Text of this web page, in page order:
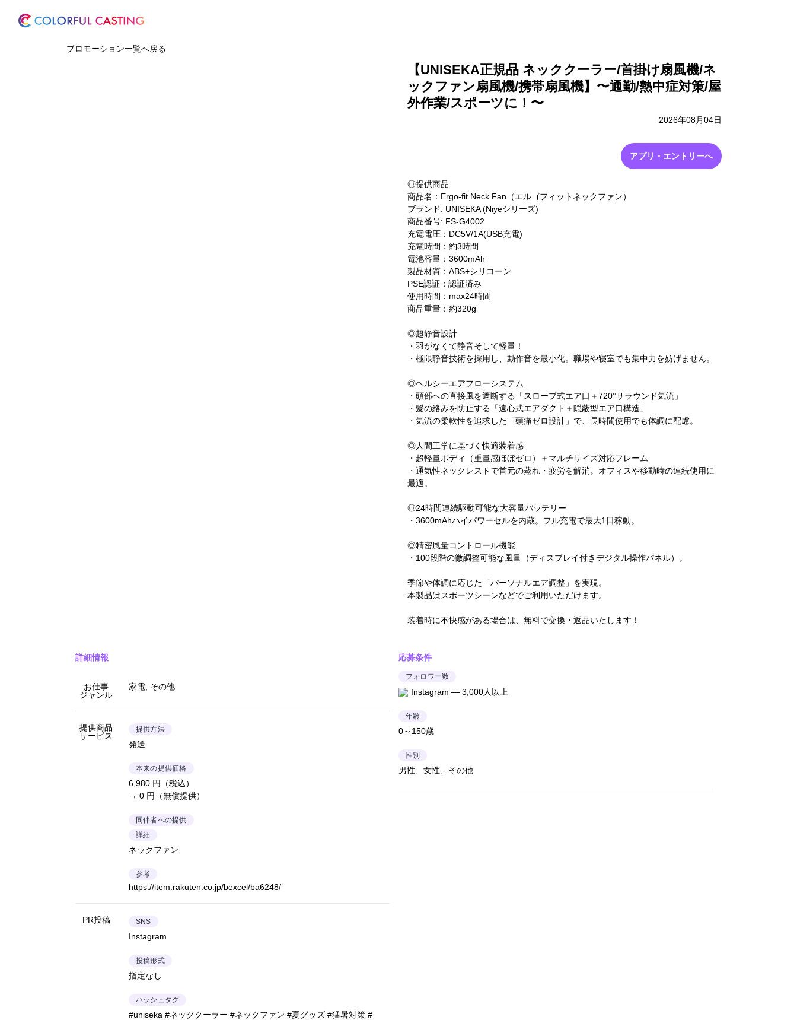
プロモーション一覧へ戻る
【UNISEKA正規品 ネッククーラー/首掛け扇風機/ネ
ックファン扇風機/携帯扇風機】〜通勤/熱中症対策/屋
外作業/スポーツに！〜
2026年08月04日
アプリ・エントリーへ
◎提供商品
商品名：Ergo-fit Neck Fan（エルゴフィットネックファン）
ブランド: UNISEKA (Niyeシリーズ)
商品番号: FS-G4002
充電電圧：DC5V/1A(USB充電)
充電時間：約3時間
電池容量：3600mAh
製品材質：ABS+シリコーン
PSE認証：認証済み
使用時間：max24時間
商品重量：約320g
◎超静音設計
・羽がなくて静音そして軽量！
・極限静音技術を採用し、動作音を最小化。職場や寝室でも集中力を妨げません。
◎ヘルシーエアフローシステム
・頭部への直接風を遮断する「スロープ式エア口＋720°サラウンド気流」
・髪の絡みを防止する「遠心式エアダクト＋隠蔽型エア口構造」
・気流の柔軟性を追求した「頭痛ゼロ設計」で、長時間使用でも体調に配慮。
◎人間工学に基づく快適装着感
・超軽量ボディ（重量感ほぼゼロ）＋マルチサイズ対応フレーム
・通気性ネックレストで首元の蒸れ・疲労を解消。オフィスや移動時の連続使用に
最適。
◎24時間連続駆動可能な大容量バッテリー
・3600mAhハイパワーセルを内蔵。フル充電で最大1日稼動。
◎精密風量コントロール機能
・100段階の微調整可能な風量（ディスプレイ付きデジタル操作パネル）。
季節や体調に応じた「パーソナルエア調整」を実現。
本製品はスポーツシーンなどでご利用いただけます。
装着時に不快感がある場合は、無料で交換・返品いたします！
詳細情報
お仕事
ジャンル
家電, その他
提供商品
サービス
提供方法
発送
本来の提供価格
6,980 円（税込）
→ 0 円（無償提供）
同伴者への提供
詳細
ネックファン
参考
https://item.rakuten.co.jp/bexcel/ba6248/
PR投稿 SNS
Instagram
投稿形式
指定なし
ハッシュタグ
#uniseka #ネッククーラー #ネックファン #夏グッズ #猛暑対策 #
応募条件
フォロワー数
Instagram — 3,000人以上
年齢
0～150歳
性別
男性、女性、その他